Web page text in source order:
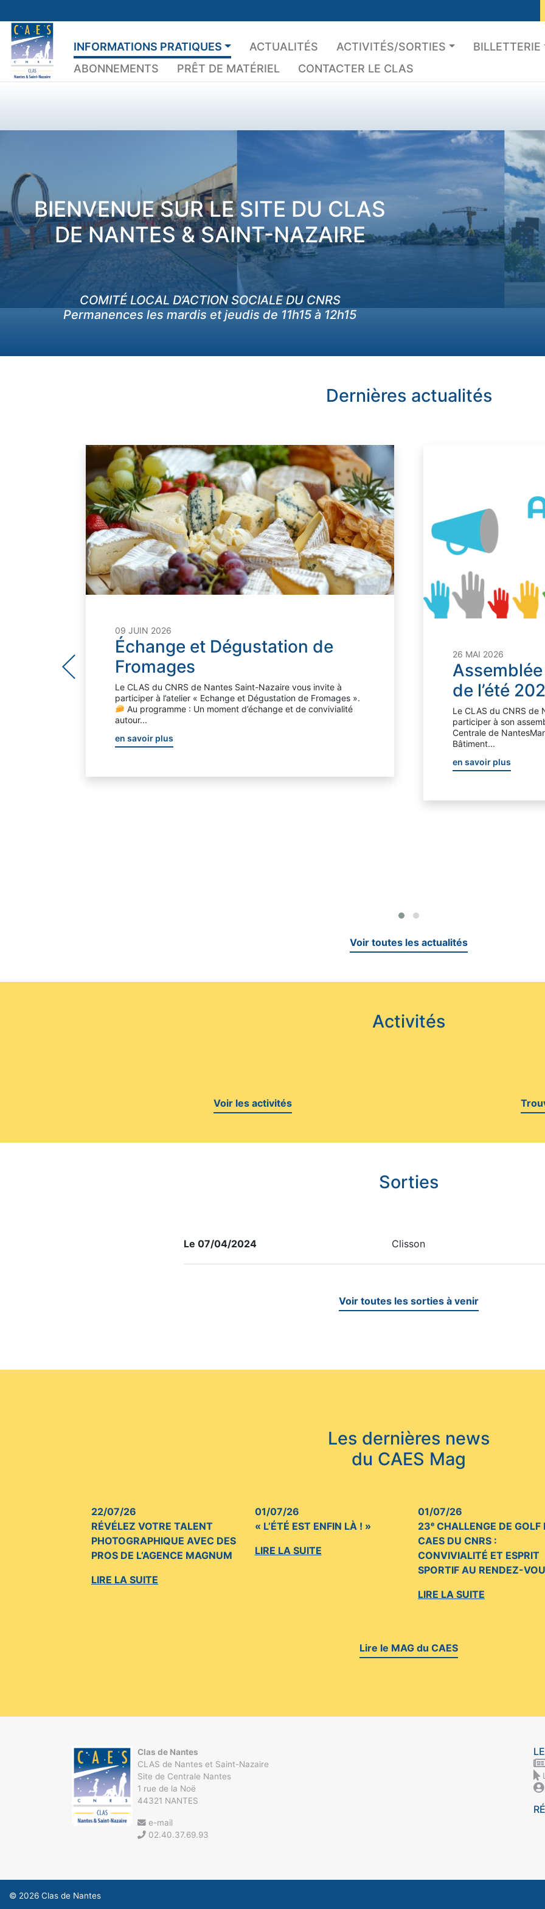
to
content
INFORMATIONS PRATIQUES ACTUALITÉS ACTIVITÉS/SORTIES BILLETTERIE
ABONNEMENTS
PRÊT DE MATÉRIEL CONTACTER LE CLAS
BIENVENUE SUR LE SITE DU CLAS
DE NANTES & SAINT-NAZAIRE
COMITÉ LOCAL D’ACTION SOCIALE DU CNRS
Permanences les mardis et jeudis de 11h15 à 12h15
Dernières actualités
09 JUIN 2026
Échange et Dégustation de
Fromages
Le CLAS du CNRS de Nantes Saint-Nazaire vous invite à
participer à l’atelier « Echange et Dégustation de Fromages ».
Au programme : Un moment d’échange et de convivialité
autour...
en savoir plus
26 MAI 2026
de l’été
Le CLAS du CNRS de
participer à son
Centrale de
Bâtiment...
en savoir plus
Voir toutes les actualités
Activités
Voir les activités
Sorties
Le 07/04/2024 Clisson
Voir toutes les sorties à venir
Les dernières news
du CAES Mag
22/07/26
RÉVÉLEZ VOTRE TALENT
PHOTOGRAPHIQUE AVEC DES
PROS DE L’AGENCE MAGNUM
LIRE LA SUITE
01/07/26
« L’ÉTÉ EST ENFIN LÀ ! »
LIRE LA SUITE
01/07/26
23ᵉ CHALLENGE DE GOLF
CAES DU CNRS :
CONVIVIALITÉ ET ESPRIT
SPORTIF AU RENDEZ-
LIRE LA SUITE
Lire le MAG du CAES
Clas de Nantes
CLAS de Nantes et Saint-Nazaire
Site de Centrale Nantes
1 rue de la Noë
44321 NANTES
e-mail
02.40.37.69.93
© 2026 Clas de Nantes